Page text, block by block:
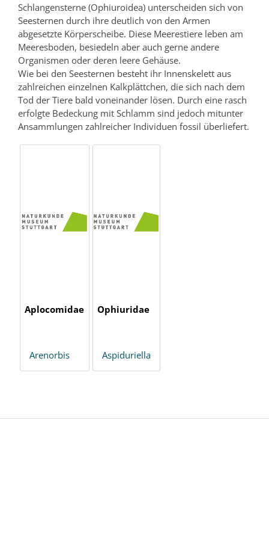
Schlangensterne (Ophiuroidea) unterscheiden sich von
Seesternen durch ihre deutlich von den Armen
abgesetzte Körperscheibe. Diese Meerestiere leben am
Meeresboden, besiedeln aber auch gerne andere
Organismen oder deren leere Gehäuse.
Wie bei den Seesternen besteht ihr Innenskelett aus
zahlreichen einzelnen Kalkplättchen, die sich nach dem
Tod der Tiere bald voneinander lösen. Durch eine rasch
erfolgte Bedeckung mit Schlamm sind jedoch mitunter
Ansammlungen zahlreicher Individuen fossil überliefert.
Aplocomidae
Arenorbis
Ophiuridae
Aspiduriella